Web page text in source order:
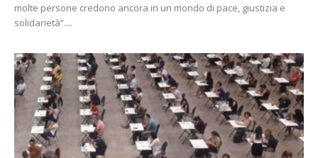
molte persone credono ancora in un mondo di pace, giustizia e
solidarietà”....